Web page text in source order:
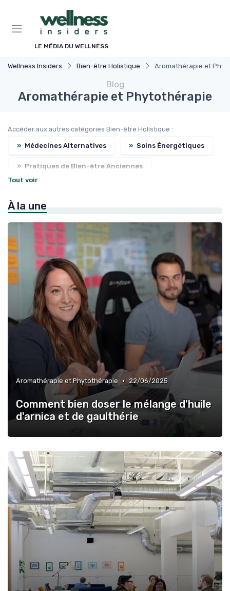
LE MÉDIA DU WELLNESS
Wellness Insiders Bien-être Holistique Aromathérapie et
Blog
Aromathérapie et Phytothérapie
Accéder aux autres catégories Bien-être Holistique :
» Médecines Alternatives » Soins Énergétiques
» Pratiques de Bien-être Anciennes
Tout voir
À la une
Aromathérapie et Phytothérapie • 22/06/2025
Comment bien doser le mélange d'huile
d'arnica et de gaulthérie